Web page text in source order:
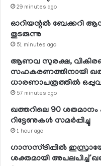
29 minutes ago
ഓറിയന്റല്‍ ബേക്കറി
തുടരുന്നു
51 minutes ago
ആണവ സുരക്ഷ,
സഹകരണത്തിനായി
ധാരണാപത്രത്തില്‍
57 minutes ago
ഖത്തറിലെ 90 ശതമാനം
റിട്ടേണുകള്‍ സമര്‍പ്പിച്ചു
1 hour ago
ഗാസസ്ട്രിപ്പില്‍
ശക്തമായി അപലപിച്ച്